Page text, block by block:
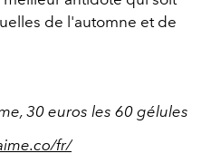
de l'automne et de
30 euros les 60 gélules
fr/